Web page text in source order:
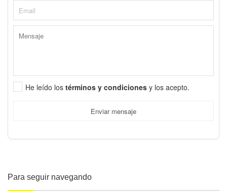
He leído los términos y condiciones y los acepto.
Enviar mensaje
Para seguir navegando